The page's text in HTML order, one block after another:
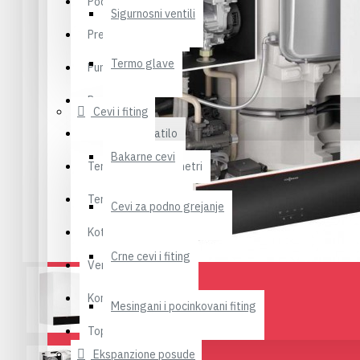
Pretvarači napona
Pumpe
Radijatori
Sušači za kupatilo
Termometri Manometri
Termostati senzori
Kotlovi
Ventili
Kontrolni sat za gas
Toplotne pumpe
Sigurnosni ventili
Termo glave
Cevi i fiting
Bakarne cevi
Cevi za podno grejanje
Crne cevi i fiting
Mesingani i pocinkovani fiting
Ekspanzione posude